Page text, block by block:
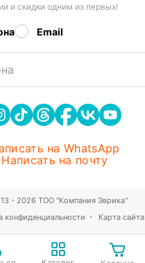
и скидки одним из первых!
Email
на WhatsApp
Написать на почту
конфиденциальности Карта сайта
- 2026 ТОО "Компания Эврика"